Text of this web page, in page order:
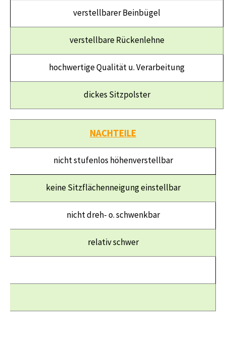
verstellbarer Beinbügel
verstellbare Rückenlehne
hochwertige Qualität u. Verarbeitung
dickes Sitzpolster
NACHTEILE
nicht stufenlos höhenverstellbar
keine Sitzflächenneigung einstellbar
nicht dreh- o. schwenkbar
relativ schwer